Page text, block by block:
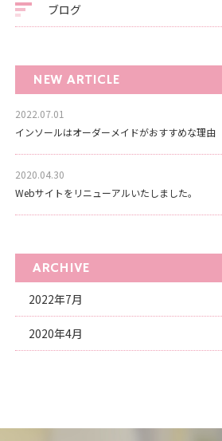
ブログ
NEW ARTICLE
2022.07.01
インソールはオーダーメイドがおすすめな理由
2020.04.30
Webサイトをリニューアルいたしました。
ARCHIVE
2022年7月
2020年4月